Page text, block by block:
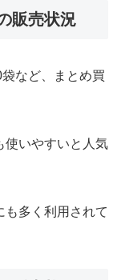
販売状況
など、まとめ買
使いやすいと人気
も多く利用されて